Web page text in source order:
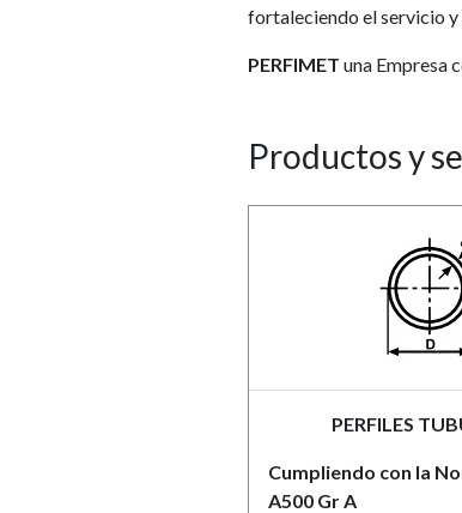
fortaleciendo el servicio y
PERFIMET una Empresa
Productos y
PERFILES
Cumpliendo con la
A500 Gr A